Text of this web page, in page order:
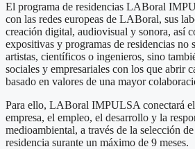
El programa de residencias LABoral
con las redes europeas de LABoral, sus
creación digital, audiovisual y sonora, así
expositivas y programas de residencias no
artistas, científicos o ingenieros, sino
sociales y empresariales con los que abrir
basado en valores de una mayor
Para ello, LABoral IMPULSA conectará
empresa, el empleo, el desarrollo y la
medioambiental, a través de la selección
residencia surante un máximo de 9 meses.